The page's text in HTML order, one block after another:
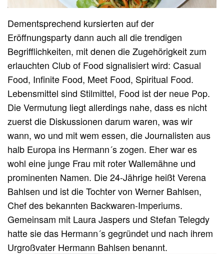
Dementsprechend kursierten auf der
Eröffnungsparty dann auch all die trendigen
Begrifflichkeiten, mit denen die Zugehörigkeit zum
erlauchten Club of Food signalisiert wird: Casual
Food, Infinite Food, Meet Food, Spiritual Food.
Lebensmittel sind Stilmittel, Food ist der neue Pop.
Die Vermutung liegt allerdings nahe, dass es nicht
zuerst die Diskussionen darum waren, was wir
wann, wo und mit wem essen, die Journalisten aus
halb Europa ins Hermann´s zogen. Eher war es
wohl eine junge Frau mit roter Wallemähne und
prominenten Namen. Die 24-Jährige heißt Verena
Bahlsen und ist die Tochter von Werner Bahlsen,
Chef des bekannten Backwaren-Imperiums.
Gemeinsam mit Laura Jaspers und Stefan Telegdy
hatte sie das Hermann´s gegründet und nach ihrem
Urgroßvater Hermann Bahlsen benannt.